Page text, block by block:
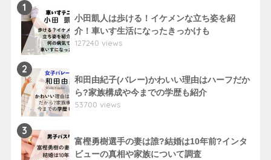
1
小田凱人は歩ける！イケメンな立ち姿を紹
介！車いす生活になったきっかけも
127240 views
2
和田由紀子(バレー)かわいい理由はハーフだか
ら?家族構成や今までの学歴も紹介
53700 views
3
富樫勇樹選手の妻は誰?結婚は10年前?インタ
ビューの真相や家族について調査